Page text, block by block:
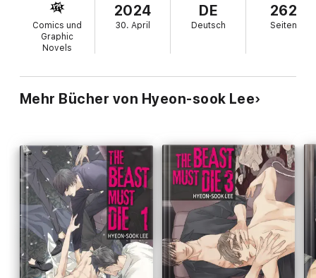
wiederzuerkennen…
Spice-Level: 5 von 5 Chilis. Ein unzensierter +18-Titel mit vielen
heißen Szenen für Kenner*innen des Genres. Schärfer geht's
nicht!Abgeschlossen in 4 BändenUnzensiert
Dies ist Band 1 der Serie.
perfekt für alle, die nach einer leidentschaftlichen und
melancholischen Geschichte suchen.
Comics und
Graphic
Novels
2024
30. April
DE
Deutsch
262
Seiten
Mehr Bücher von Hyeon-sook Lee